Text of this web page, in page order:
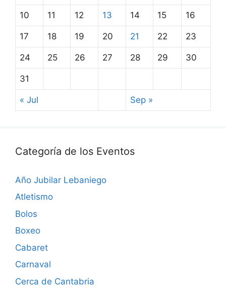
10 11 12 13 14 15 16
17 18 19 20 21 22 23
24 25 26 27 28 29 30
31
« Jul Sep »
Categoría de los Eventos
Año Jubilar Lebaniego
Atletismo
Bolos
Boxeo
Cabaret
Carnaval
Cerca de Cantabria